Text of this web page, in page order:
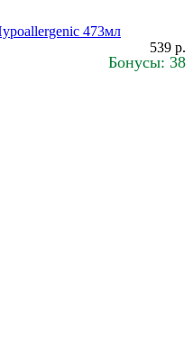
473мл
539 р.
Бонусы: 38